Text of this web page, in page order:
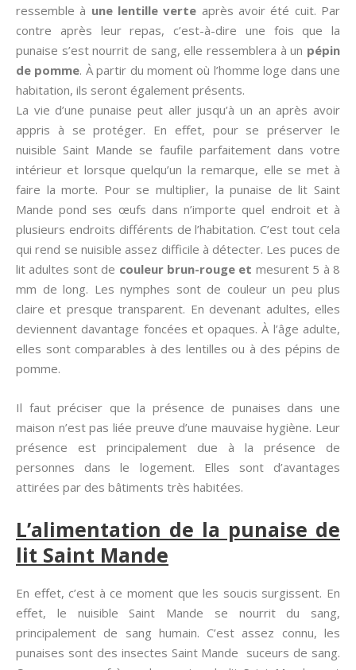
ressemble à une lentille verte après avoir été cuit. Par
contre après leur repas, c’est-à-dire une fois que la
punaise s’est nourrit de sang, elle ressemblera à un pépin
de pomme. À partir du moment où l’homme loge dans une
habitation, ils seront également présents.
La vie d’une punaise peut aller jusqu’à un an après avoir
appris à se protéger. En effet, pour se préserver le
nuisible Saint Mande se faufile parfaitement dans votre
intérieur et lorsque quelqu’un la remarque, elle se met à
faire la morte. Pour se multiplier, la punaise de lit Saint
Mande pond ses œufs dans n’importe quel endroit et à
plusieurs endroits différents de l’habitation. C’est tout cela
qui rend se nuisible assez difficile à détecter. Les puces de
lit adultes sont de couleur brun-rouge et mesurent 5 à 8
mm de long. Les nymphes sont de couleur un peu plus
claire et presque transparent. En devenant adultes, elles
deviennent davantage foncées et opaques. À l’âge adulte,
elles sont comparables à des lentilles ou à des pépins de
pomme.
Il faut préciser que la présence de punaises dans une
maison n’est pas liée preuve d’une mauvaise hygiène. Leur
présence est principalement due à la présence de
personnes dans le logement. Elles sont d’avantages
attirées par des bâtiments très habitées.
L’alimentation de la punaise de
lit Saint Mande
En effet, c’est à ce moment que les soucis surgissent. En
effet, le nuisible Saint Mande se nourrit du sang,
principalement de sang humain. C’est assez connu, les
punaises sont des insectes Saint Mande suceurs de sang.